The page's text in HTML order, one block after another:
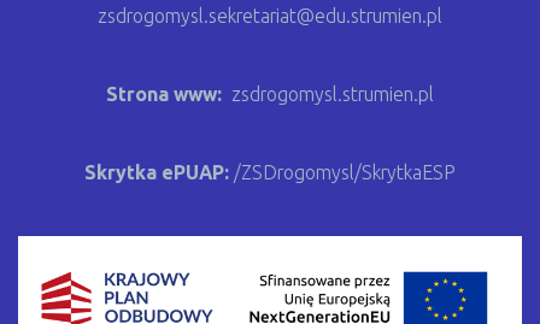
zsdrogomysl.sekretariat@edu.strumien.pl
Strona www: zsdrogomysl.strumien.pl
Skrytka ePUAP: /ZSDrogomysl/SkrytkaESP